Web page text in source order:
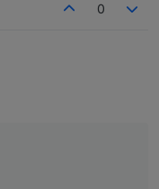
0
Zählerständen
eingespielt.
der Reset 23:58 Uhr